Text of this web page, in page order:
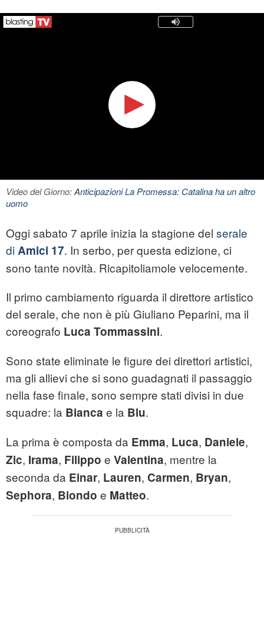
Video del Giorno:Anticipazioni La Promessa: Catalina ha un altro
uomo
Oggi sabato 7 aprile inizia la stagione del serale
diAmici 17. In serbo, per questa edizione, ci
sono tante novità. Ricapitoliamole velocemente.
Il primo cambiamento riguarda il direttore artistico
del serale, che non è più Giuliano Peparini, ma il
coreografo Luca Tommassini.
Sono state eliminate le figure dei direttori artistici,
ma gli allievi che si sono guadagnati il passaggio
nella fase finale, sono sempre stati divisi in due
squadre: la Bianca e la Blu.
La prima è composta da Emma, Luca, Daniele,
Zic, Irama, Filippo e Valentina, mentre la
seconda da Einar, Lauren, Carmen, Bryan,
Sephora, Biondo e Matteo.